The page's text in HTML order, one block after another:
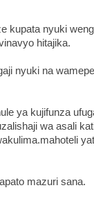
kupata nyuki
hitajika.
nyuki na
ya kujifunza
wa asali
mazuri sana.